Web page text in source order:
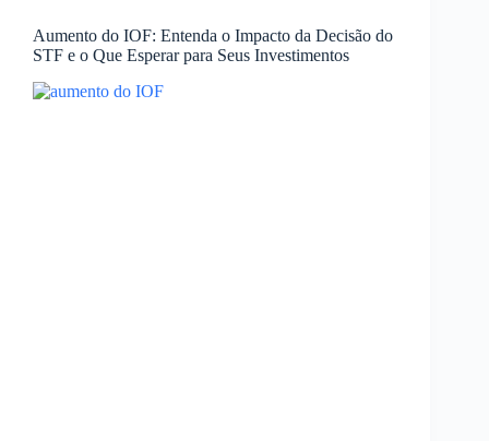
Aumento do IOF: Entenda o Impacto da Decisão do
STF e o Que Esperar para Seus Investimentos